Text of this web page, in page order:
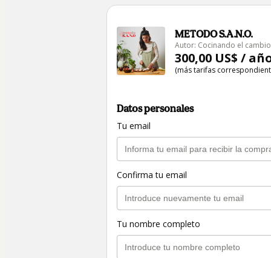
METODO S.A.N.O.
Autor: Cocinando el cambio
300,00 US$ /
(más tarifas
Datos personales
Tu email
Confirma tu email
Tu nombre completo